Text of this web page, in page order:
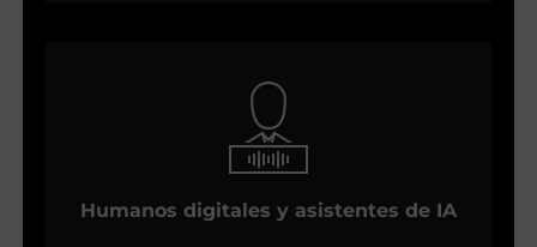
Humanos digitales y asistentes de IA